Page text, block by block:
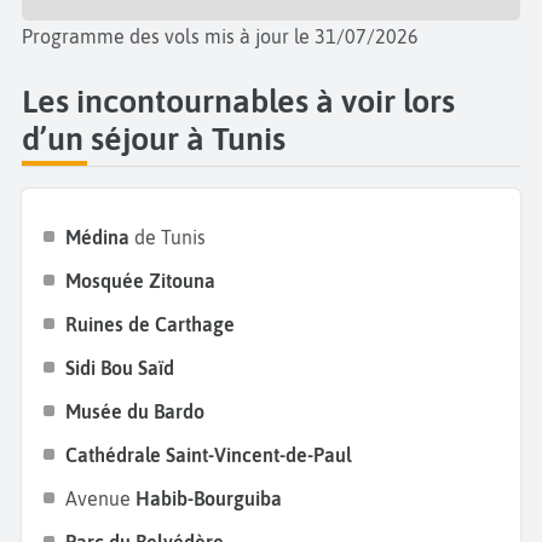
la nature iront, quant à eux, faire un tour au
aussi un zoo répertoriant les principales espèces
animales du continent africain. Pour une immersion
dans la nature, ne manquez pas leparc national de
Tunis. Ce parc montagneux offre de magnifiques
golfe de Tunis. Alors qu'attendez-vous pour passer
vos prochainesvacances à Tunis
Programme des vols mis à jour le 31/07/2026
Les incontournables à voir lors
d’un séjour à Tunis
Médina de Tunis
Mosquée Zitouna
Ruines de Carthage
Sidi Bou Saïd
Musée du Bardo
Cathédrale Saint-Vincent-de-Paul
Avenue Habib-Bourguiba